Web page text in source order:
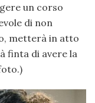
un corso
di non
metterà in atto
finta di avere la